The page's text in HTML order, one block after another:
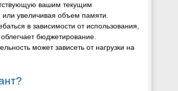
вашим текущим
увеличивая объем памяти.
в зависимости от использования,
бюджетирование.
может зависеть от нагрузки на